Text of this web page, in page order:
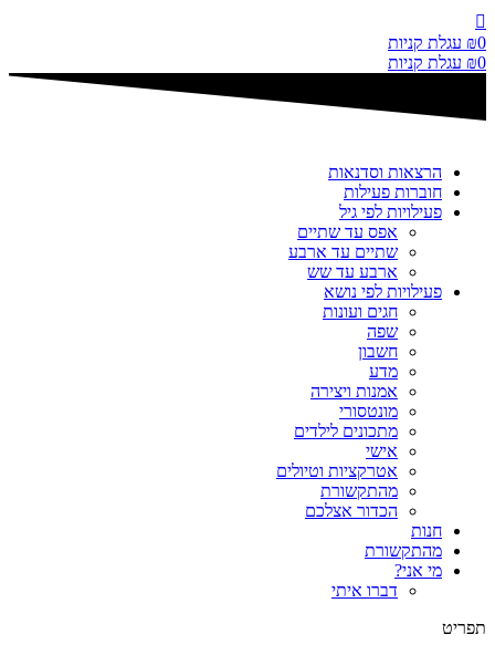
דלג
לתוכן
₪0
עגלת קניות
₪0 עגלת קניות
הרצאות וסדנאות
חוברות פעילות
פעילויות לפי גיל
אפס עד שתיים
שתיים עד ארבע
ארבע עד שש
פעילויות לפי נושא
חגים ועונות
שפה
חשבון
מדע
אמנות ויצירה
מונטסורי
מתכונים לילדים
אישי
אטרקציות וטיולים
מהתקשורת
הכדור אצלכם
חנות
מהתקשורת
מי אני?
דברו איתי
תפריט